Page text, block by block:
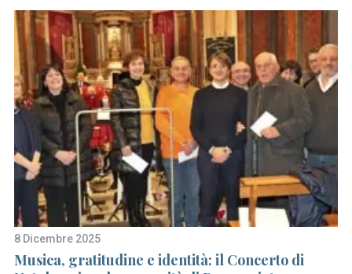
8 Dicembre 2025
Musica, gratitudine e identità: il Concerto di